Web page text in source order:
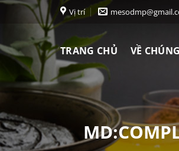
Chuyển
dung
Vị trí
TRANG CHỦ VỀ